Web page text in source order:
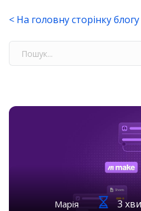
< На головну сторінку блогу
Марія 3